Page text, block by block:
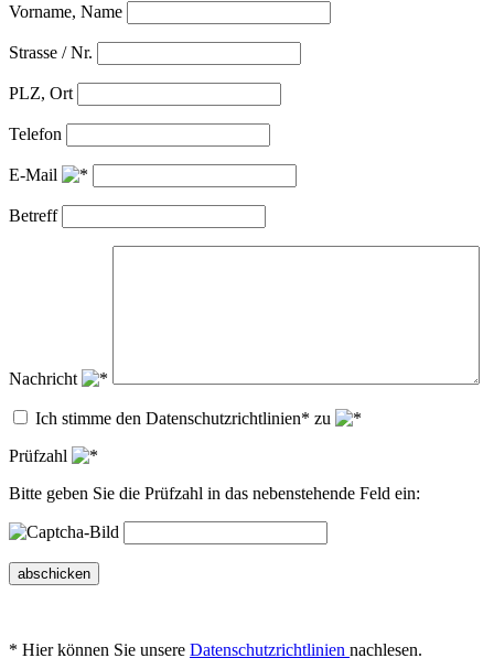
Vorname, Name
Strasse / Nr.
PLZ, Ort
Telefon
E-Mail
Betreff
Nachricht
Ich stimme den Datenschutzrichtlinien* zu
Prüfzahl
Bitte geben Sie die Prüfzahl in das nebenstehende Feld ein:
abschicken
* Hier können Sie unsere Datenschutzrichtlinien nachlesen.